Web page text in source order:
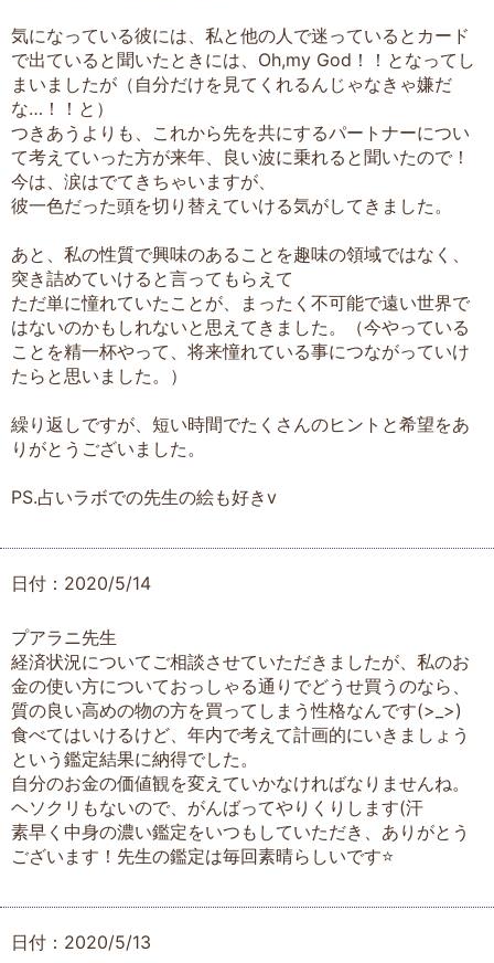
気になっている彼には、私と他の人で迷っているとカード
で出ていると聞いたときには、Oh,my God！！となってし
まいましたが（自分だけを見てくれるんじゃなきゃ嫌だ
な…！！と）
つきあうよりも、これから先を共にするパートナーについ
て考えていった方が来年、良い波に乗れると聞いたので！
今は、涙はでてきちゃいますが、
彼一色だった頭を切り替えていける気がしてきました。
あと、私の性質で興味のあることを趣味の領域ではなく、
突き詰めていけると言ってもらえて
ただ単に憧れていたことが、まったく不可能で遠い世界で
はないのかもしれないと思えてきました。（今やっている
ことを精一杯やって、将来憧れている事につながっていけ
たらと思いました。）
繰り返しですが、短い時間でたくさんのヒントと希望をあ
りがとうございました。
PS.占いラボでの先生の絵も好きv
日付：2020/5/14
プアラニ先生
経済状況についてご相談させていただきましたが、私のお
金の使い方についておっしゃる通りでどうせ買うのなら、
質の良い高めの物の方を買ってしまう性格なんです(>_>)
食べてはいけるけど、年内で考えて計画的にいきましょう
という鑑定結果に納得でした。
自分のお金の価値観を変えていかなければなりませんね。
ヘソクリもないので、がんばってやりくりします(汗
素早く中身の濃い鑑定をいつもしていただき、ありがとう
ございます！先生の鑑定は毎回素晴らしいです⭐
日付：2020/5/13